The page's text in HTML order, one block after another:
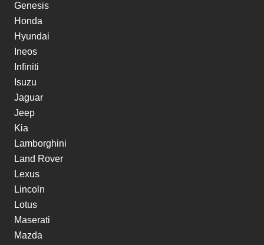
Genesis
Honda
Hyundai
Ineos
Infiniti
Isuzu
Jaguar
Jeep
Kia
Lamborghini
Land Rover
Lexus
Lincoln
Lotus
Maserati
Mazda